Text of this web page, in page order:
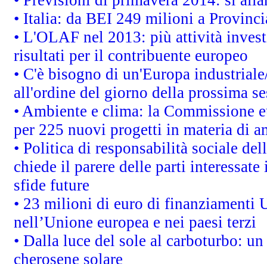
• Italia: da BEI 249 milioni a
• L'OLAF nel 2013: più attività
risultati per il contribuente europeo
• C'è bisogno di un'Europa
all'ordine del giorno della prossima
• Ambiente e clima: la Commissione
per 225 nuovi progetti in materia di
• Politica di responsabilità sociale
chiede il parere delle parti
sfide future
• 23 milioni di euro di finanziamenti
nell’Unione europea e nei paesi terzi
• Dalla luce del sole al carboturbo:
cherosene solare